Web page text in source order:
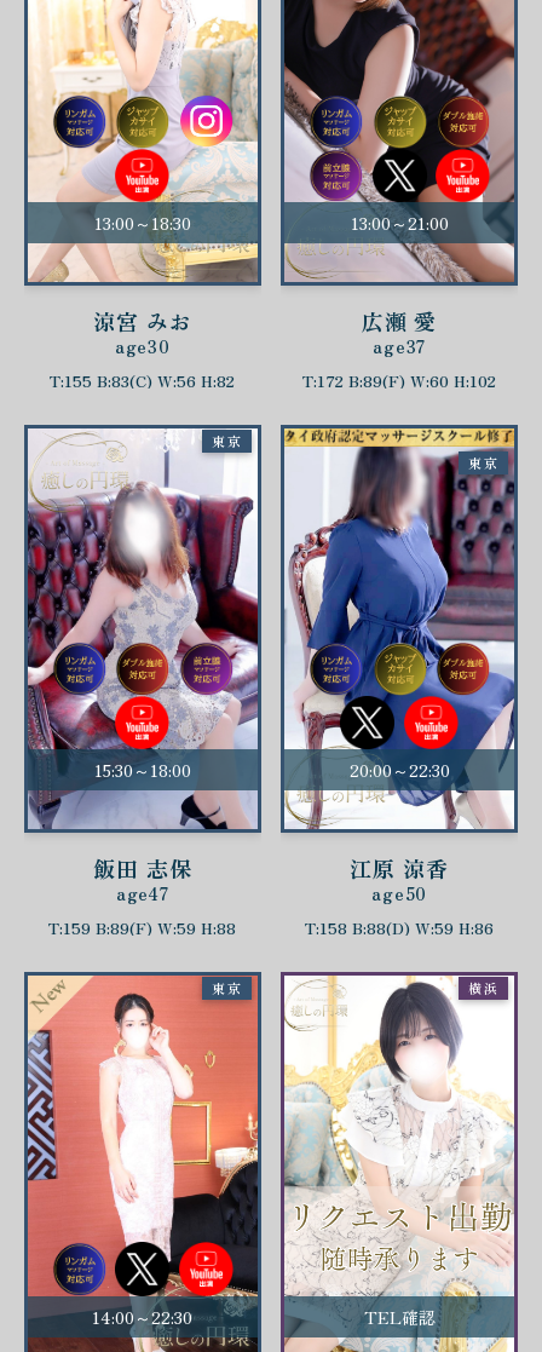
13:00～18:30
涼宮 みお
age30
T:155 B:83(C) W:56 H:82
13:00～21:00
広瀬 愛
age37
T:172 B:89(F) W:60 H:102
15:30～18:00
飯田 志保
age47
T:159 B:89(F) W:59 H:88
東京
20:00～22:30
江原 涼香
age50
T:158 B:88(D) W:59 H:86
東京
14:00～22:30
東京
TEL確認
横浜